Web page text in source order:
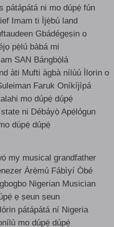
pátápátá ni mo dúpẹ́ fún
Imam ti Ìjẹ̀bú land
Gbádégẹṣin o
pẹ̀lú bàbá mi
SAN Bángbọ́lá
àti Mufti àgbà nílùú Ìlọrin o
Faruk Oníkíjìpá
mo dúpẹ́ dúpẹ́
ni Débáyọ̀ Apẹ́lógun
dúpẹ́ dúpẹ́
my musical grandfather
Àrẹ̀mú Fábìyí Òbé
Nigerian Musician
ẹ ṣeun ṣeun
pátápátá ní Nigeria
mo dúpẹ́ dúpẹ́